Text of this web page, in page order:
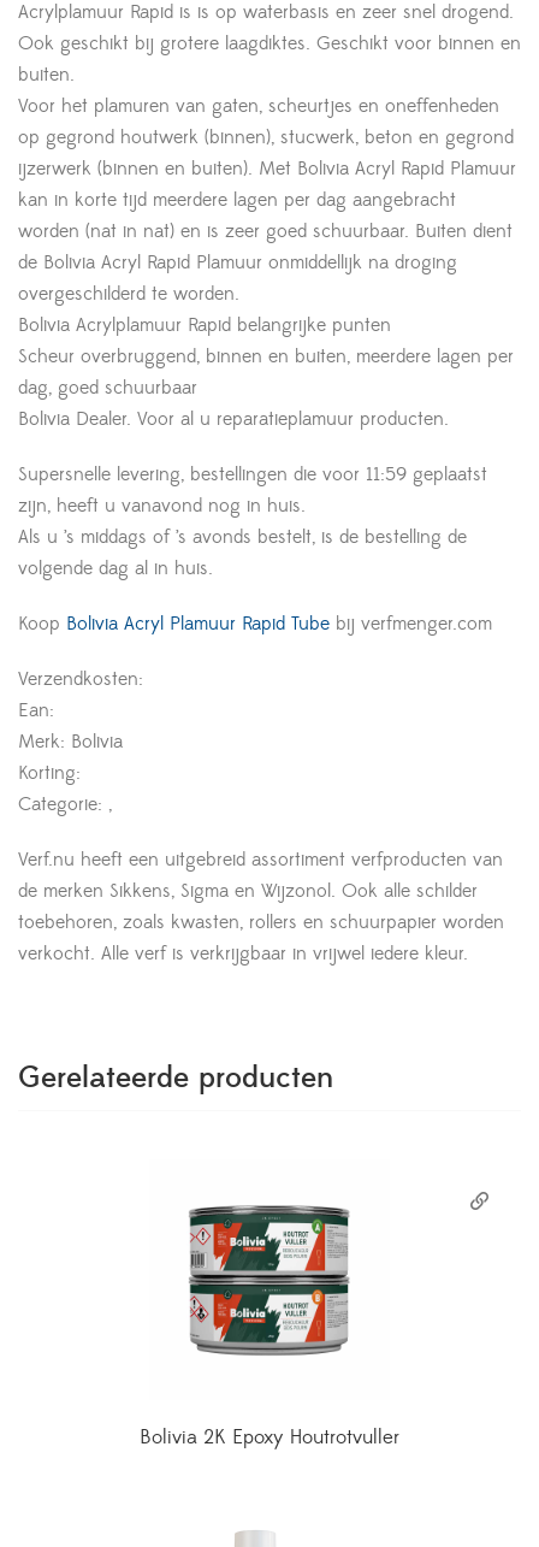
Acrylplamuur Rapid is is op waterbasis en zeer snel drogend.
Ook geschikt bij grotere laagdiktes. Geschikt voor binnen en
buiten.
Voor het plamuren van gaten, scheurtjes en oneffenheden
op gegrond houtwerk (binnen), stucwerk, beton en gegrond
ijzerwerk (binnen en buiten). Met Bolivia Acryl Rapid Plamuur
kan in korte tijd meerdere lagen per dag aangebracht
worden (nat in nat) en is zeer goed schuurbaar. Buiten dient
de Bolivia Acryl Rapid Plamuur onmiddellijk na droging
overgeschilderd te worden.
Bolivia Acrylplamuur Rapid belangrijke punten
Scheur overbruggend, binnen en buiten, meerdere lagen per
dag, goed schuurbaar
Bolivia Dealer. Voor al u reparatieplamuur producten.
Supersnelle levering, bestellingen die voor 11:59 geplaatst
zijn, heeft u vanavond nog in huis.
Als u ’s middags of ’s avonds bestelt, is de bestelling de
volgende dag al in huis.
Koop Bolivia Acryl Plamuur Rapid Tube bij verfmenger.com
Verzendkosten:
Ean:
Merk: Bolivia
Korting:
Categorie: ,
Verf.nu heeft een uitgebreid assortiment verfproducten van
de merken Sikkens, Sigma en Wijzonol. Ook alle schilder
toebehoren, zoals kwasten, rollers en schuurpapier worden
verkocht. Alle verf is verkrijgbaar in vrijwel iedere kleur.
Gerelateerde producten
Bolivia 2K Epoxy Houtrotvuller